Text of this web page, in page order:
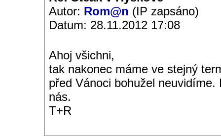
Autor: Rom@n (IP zapsáno)
Datum: 28.11.2012 17:08
Ahoj všichni,
tak nakonec máme ve stejný
před Vánoci bohužel
nás.
T+R